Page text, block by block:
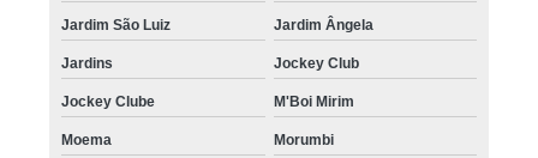
Jardim São Luiz Jardim Ângela
Jardins Jockey Club
Jockey Clube M'Boi Mirim
Moema Morumbi